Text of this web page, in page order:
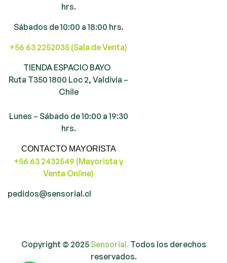
hrs.
Sábados de 10:00 a 18:00 hrs.
+56 63 2252035 (Sala de Venta)
TIENDA ESPACIO BAYO
Ruta T350 1800 Loc 2, Valdivia –
Chile
Lunes – Sábado de 10:00 a 19:30
hrs.
CONTACTO MAYORISTA
+56 63 2432549 (Mayorista y
Venta Online)
pedidos@sensorial.cl
Copyright © 2025 Sensorial. Todos los derechos
reservados.